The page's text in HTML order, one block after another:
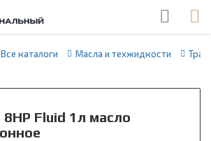
Все каталоги Масла и техжидкости
8HP Fluid 1л масло